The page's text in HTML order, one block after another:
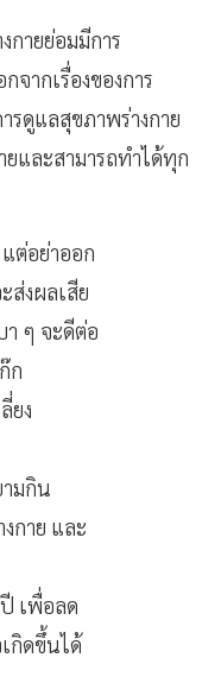
กายย่อมมีการ
จากเรื่องของการ
รดูแลสุขภาพร่างกาย
ยและสามารถทำได้ทุก
ต่อย่าออก
ส่งผลเสีย
า ๆ จะดีต่อ
ก
ยง
มกิน
กาย และ
เพื่อลด
กิดขึ้นได้